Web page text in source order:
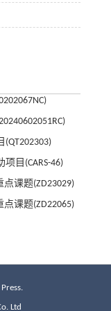
目(CARS-46)
课题(ZD23029)
课题(ZD22065)
Ltd